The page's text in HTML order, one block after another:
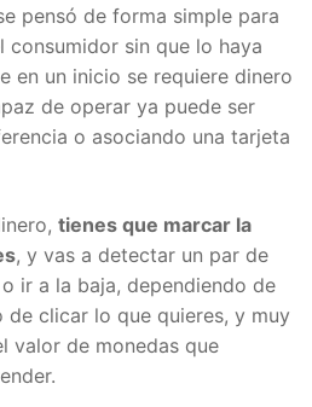
pensó de forma simple
el consumidor sin que lo
de en un inicio se
para ser capaz de
de una transferencia
de crédito a tu perfil.
tienes que marcar la
, y vas a detectar un par de
ir a la baja, dependiendo
de clicar lo que quieres, y
el valor de monedas que